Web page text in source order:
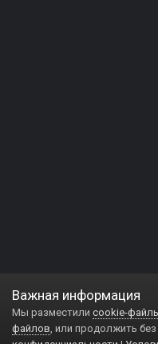
Важная информация
Мы разместили cookie-
файлов, или продолжить